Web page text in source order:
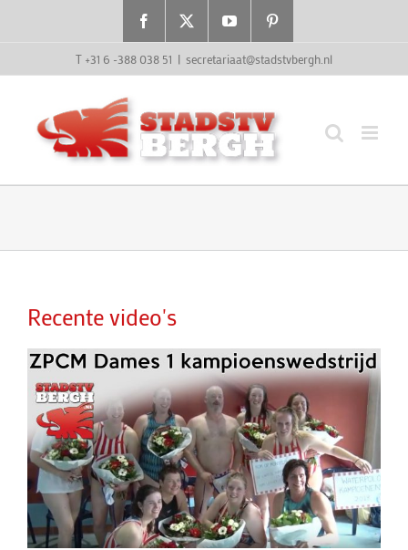
Facebook YouTube
T +31 6 -388 038 51 | secretariaat@stadstvbergh.nl
Recente video's